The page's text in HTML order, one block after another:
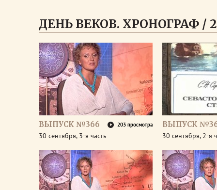
ДЕНЬ ВЕКОВ. ХРОНОГРАФ /
ВЫПУСК №366 203 просмотра
30 сентября, 3-я часть
ВЫПУСК
30 сентября, 2-я